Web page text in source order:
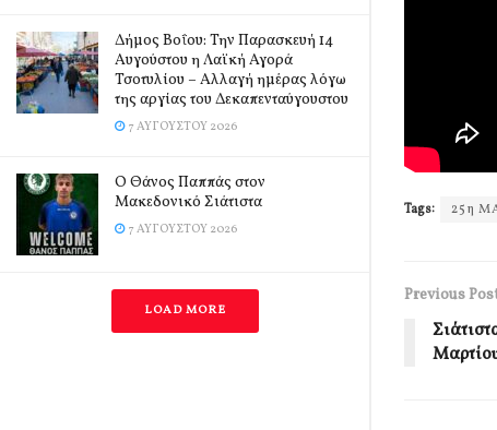
Δήμος Βοΐου: Την Παρασκευή 14
Αυγούστου η Λαϊκή Αγορά
Τσοτυλίου – Αλλαγή ημέρας λόγω
της αργίας του Δεκαπενταύγουστου
7 ΑΥΓΟΎΣΤΟΥ 2026
Ο Θάνος Παππάς στον
Μακεδονικό Σιάτιστα
7 ΑΥΓΟΎΣΤΟΥ 2026
LOAD MORE
Tags: 25η
Previous